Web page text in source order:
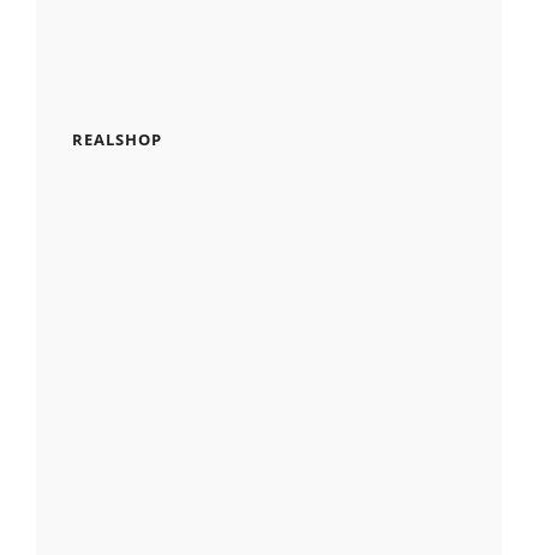
REALSHOP